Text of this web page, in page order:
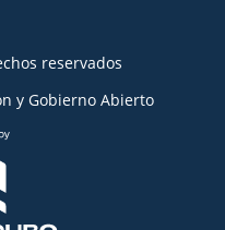
reservados
y Gobierno Abierto